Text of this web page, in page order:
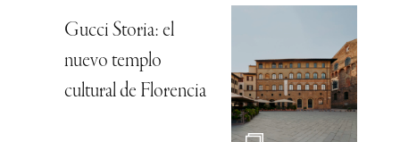
Gucci Storia: el
nuevo templo
cultural de Florencia